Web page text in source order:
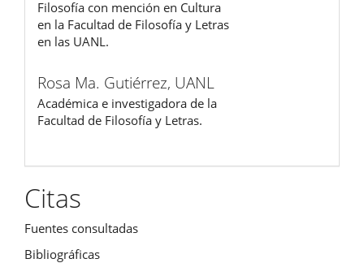
Filosofía con mención en Cultura
en la Facultad de Filosofía y Letras
en las UANL.
Rosa Ma. Gutiérrez, UANL
Académica e investigadora de la
Facultad de Filosofía y Letras.
Citas
Fuentes consultadas
Bibliográficas